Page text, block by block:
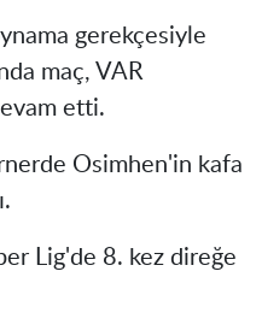
gerekçesiyle
maç, VAR
etti.
Osimhen'in kafa
Lig'de 8. kez direğe